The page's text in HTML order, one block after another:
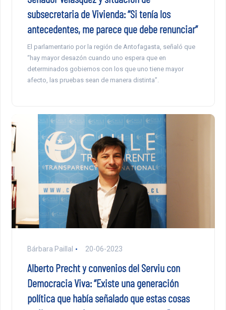
subsecretaria de Vivienda: “Si tenía los
antecedentes, me parece que debe renunciar”
El parlamentario por la región de Antofagasta, señaló que
“hay mayor desazón cuando uno espera que en
determinados gobiernos con los que uno tiene mayor
afecto, las pruebas sean de manera distinta”.
Bárbara Paillal 20-06-2023
Alberto Precht y convenios del Serviu con
Democracia Viva: “Existe una generación
política que había señalado que estas cosas